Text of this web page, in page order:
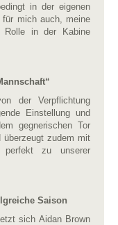
in der eigenen
für mich auch, meine
Rolle in der Kabine
der Verpflichtung
Einstellung und
gegnerischen Tor
überzeugt zudem mit
zu unserer
Saison
sich Aidan Brown